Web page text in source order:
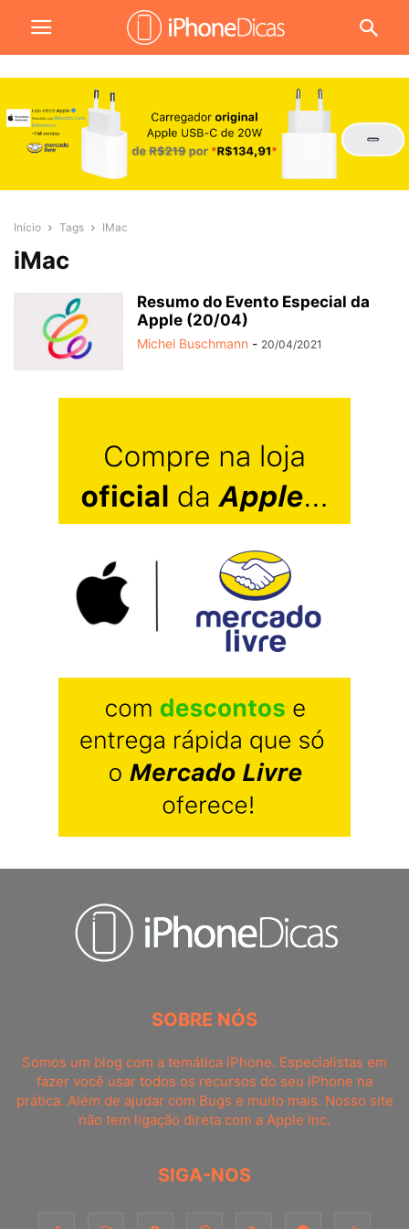
Início Tags IMac
iMac
Resumo do Evento Especial da
Apple (20/04)
Michel Buschmann - 20/04/2021
SOBRE NÓS
Somos um blog com a temática iPhone. Especialistas em
fazer você usar todos os recursos do seu iPhone na
prática. Além de ajudar com Bugs e muito mais. Nosso site
não tem ligação direta com a Apple Inc.
SIGA-NOS